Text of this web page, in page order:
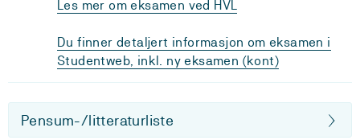
Les mer om eksamen ved HVL
Du finner detaljert informasjon om eksamen i
Studentweb, inkl. ny eksamen (kont)
Pensum-/litteraturliste